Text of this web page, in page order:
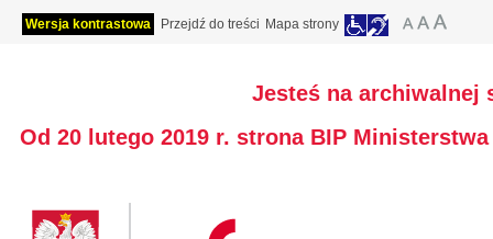
Wersja kontrastowa Przejdź do treści Mapa strony
Jesteś na archiwalnej
Od 20 lutego 2019 r. strona BIP